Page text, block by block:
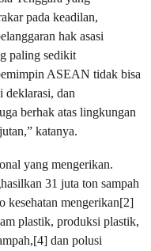
pada keadilan,
hak asasi
paling sedikit
ASEAN tidak bisa
deklarasi, dan
berhak atas lingkungan
katanya.
yang mengerikan.
31 juta ton sampah
kesehatan mengerikan[2]
plastik, produksi plastik,
dan polusi